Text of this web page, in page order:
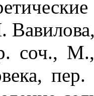
соч.,